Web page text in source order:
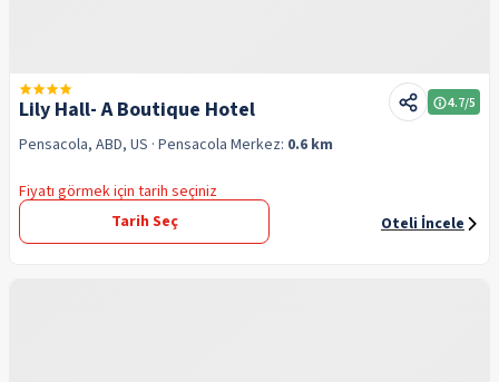
Lily Hall- A Boutique Hotel 4.7/5
Pensacola, ABD, US · Pensacola Merkez: 0.6 km
Fiyatı görmek için tarih seçiniz
Tarih Seç
Oteli İncele